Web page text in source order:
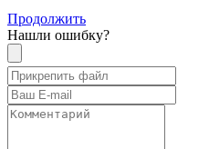
Продолжить
Нашли ошибку?